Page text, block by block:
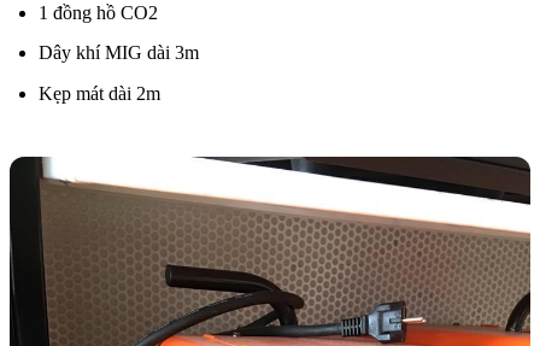
1 đồng hồ CO2
Dây khí MIG dài 3m
Kẹp mát dài 2m